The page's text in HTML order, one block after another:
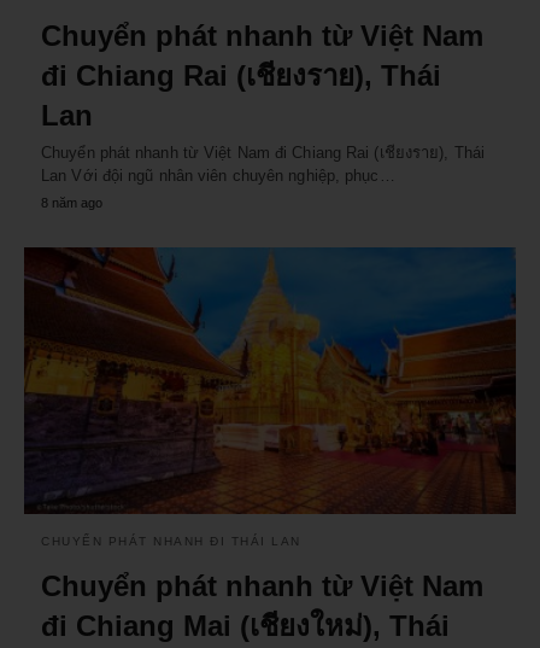
Chuyển phát nhanh từ Việt Nam
đi Chiang Rai (เชียงราย), Thái
Lan
Chuyển phát nhanh từ Việt Nam đi Chiang Rai (เชียงราย), Thái
Lan Với đội ngũ nhân viên chuyên nghiệp, phục…
8 năm ago
CHUYỂN PHÁT NHANH ĐI THÁI LAN
Chuyển phát nhanh từ Việt Nam
đi Chiang Mai (เชียงใหม่), Thái